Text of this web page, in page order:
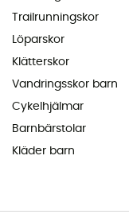
Trailrunningskor
Löparskor
Klätterskor
Vandringsskor barn
Cykelhjälmar
Barnbärstolar
Kläder barn